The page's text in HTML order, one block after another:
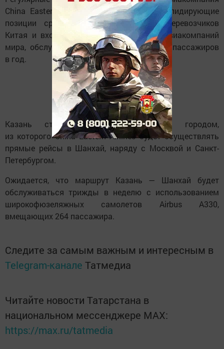
China Eastern Airlines, которая занимает лидирующие
позиции среди государственных авиаперевозчиков
Китая и входит в десятку крупнейших авиакомпаний
мира, обслуживая свыше 130 миллионов пассажиров
в год.
Казань станет третьим российским городом,
из которого China Eastern Airlines будет осуществлять
прямые рейсы в Шанхай, наряду с Москвой и Санкт-
Петербургом.
Ожидается, что маршрут Казань — Шанхай будет
обслуживаться трижды в неделю с использованием
широкофюзеляжных самолетов Airbus A330,
вмещающих 264 пассажира.
Следите за самым важным и интересным в
Telegram-канале Татмедиа
Читайте новости Татарстана в
национальном мессенджере MАХ:
https://max.ru/tatmedia